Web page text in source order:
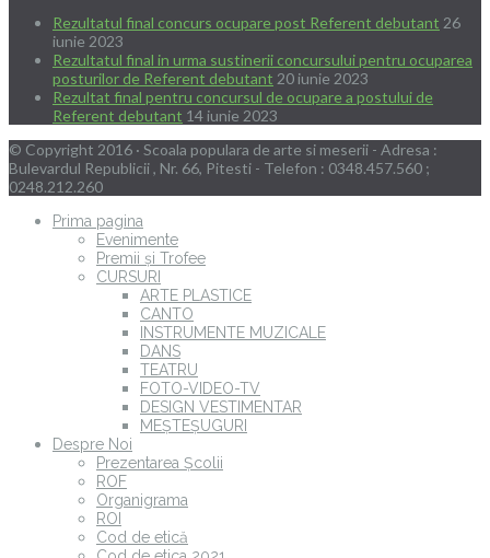
Rezultatul final concurs ocupare post Referent debutant 26
iunie 2023
Rezultatul final in urma sustinerii concursului pentru ocuparea
posturilor de Referent debutant 20 iunie 2023
Rezultat final pentru concursul de ocupare a postului de
Referent debutant 14 iunie 2023
© Copyright 2016 · Scoala populara de arte si meserii - Adresa :
Bulevardul Republicii , Nr. 66, Pitesti - Telefon : 0348.457.560 ;
0248.212.260
Prima pagina
Evenimente
Premii și Trofee
CURSURI
ARTE PLASTICE
CANTO
INSTRUMENTE MUZICALE
DANS
TEATRU
FOTO-VIDEO-TV
DESIGN VESTIMENTAR
MEȘTEȘUGURI
Despre Noi
Prezentarea Școlii
ROF
Organigrama
ROI
Cod de etică